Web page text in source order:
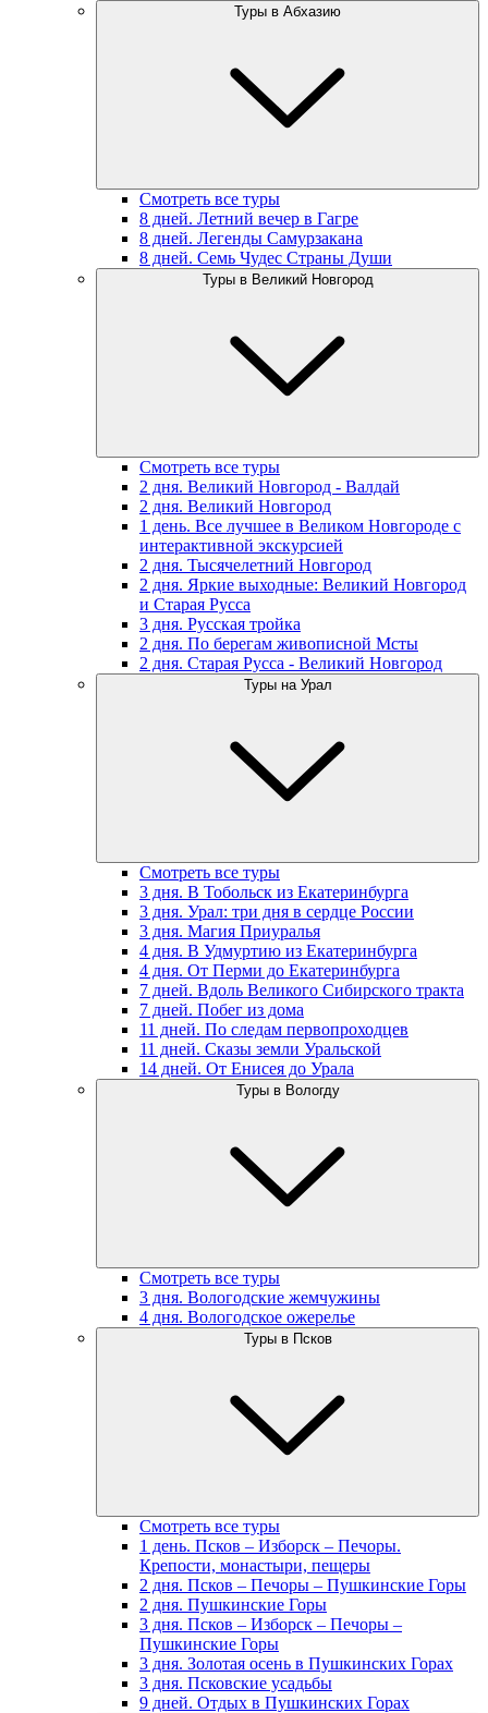
Туры в Абхазию
Смотреть все туры
8 дней. Летний вечер в Гагре
8 дней. Легенды Самурзакана
8 дней. Семь Чудес Страны Души
Туры в Великий Новгород
Смотреть все туры
2 дня. Великий Новгород - Валдай
2 дня. Великий Новгород
1 день. Все лучшее в Великом Новгороде с
интерактивной экскурсией
2 дня. Тысячелетний Новгород
2 дня. Яркие выходные: Великий Новгород
и Старая Русса
3 дня. Русская тройка
2 дня. По берегам живописной Мсты
2 дня. Старая Русса - Великий Новгород
Туры на Урал
Смотреть все туры
3 дня. В Тобольск из Екатеринбурга
3 дня. Урал: три дня в сердце России
3 дня. Магия Приуралья
4 дня. В Удмуртию из Екатеринбурга
4 дня. От Перми до Екатеринбурга
7 дней. Вдоль Великого Сибирского тракта
7 дней. Побег из дома
11 дней. По следам первопроходцев
11 дней. Сказы земли Уральской
14 дней. От Енисея до Урала
Туры в Вологду
Смотреть все туры
3 дня. Вологодские жемчужины
4 дня. Вологодское ожерелье
Туры в Псков
Смотреть все туры
1 день. Псков – Изборск – Печоры.
Крепости, монастыри, пещеры
2 дня. Псков – Печоры – Пушкинские Горы
2 дня. Пушкинские Горы
3 дня. Псков – Изборск – Печоры –
Пушкинские Горы
3 дня. Золотая осень в Пушкинских Горах
3 дня. Псковские усадьбы
9 дней. Отдых в Пушкинских Горах